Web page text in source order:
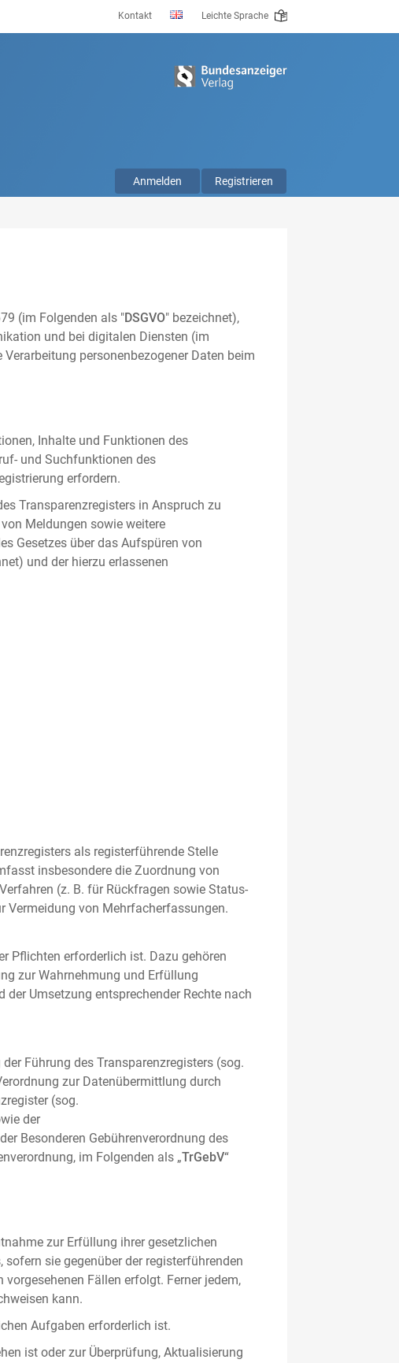
Kontakt Leichte Sprache
Anmelden Registrieren
(im Folgenden als "DSGVO" bezeichnet),
und bei digitalen Diensten (im
personenbezogener Daten beim
Inhalte und Funktionen des
und Suchfunktionen des
erfordern.
Transparenzregisters in Anspruch zu
Meldungen sowie weitere
Gesetzes über das Aufspüren von
und der hierzu erlassenen
als registerführende Stelle
insbesondere die Zuordnung von
(z. B. für Rückfragen sowie Status-
Vermeidung von Mehrfacherfassungen.
Pflichten erforderlich ist. Dazu gehören
zur Wahrnehmung und Erfüllung
Umsetzung entsprechender Rechte nach
Führung des Transparenzregisters (sog.
zur Datenübermittlung durch
(sog.
der
Besonderen Gebührenverordnung des
im Folgenden als „TrGebV“
zur Erfüllung ihrer gesetzlichen
sie gegenüber der registerführenden
Fällen erfolgt. Ferner jedem,
kann.
Aufgaben erforderlich ist.
ist oder zur Überprüfung, Aktualisierung